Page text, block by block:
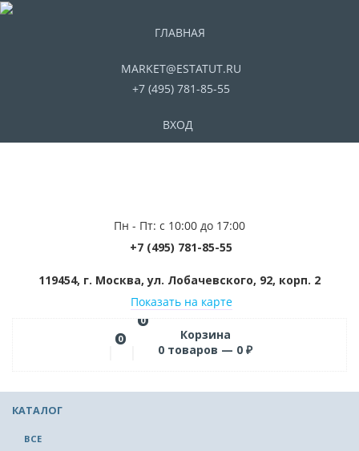
ГЛАВНАЯ
MARKET@ESTATUT.RU
+7 (495) 781-85-55
ВХОД
Пн - Пт: с 10:00 до 17:00
+7 (495) 781-85-55
119454, г. Москва, ул. Лобачевского, 92, корп. 2
Показать на карте
0
0
Корзина
0 товаров — 0 ₽
КАТАЛОГ
ВСЕ